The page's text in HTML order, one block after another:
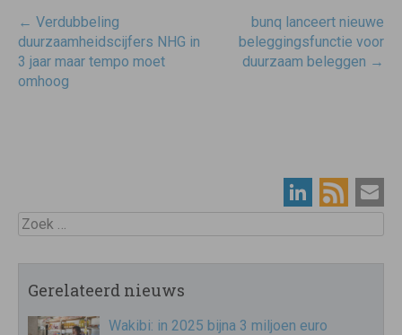
Post
navigatie
← Verdubbeling
duurzaamheidscijfers NHG in
3 jaar maar tempo moet
omhoog
bunq lanceert nieuwe
beleggingsfunctie voor
duurzaam beleggen →
Zoek
Gerelateerd nieuws
Wakibi: in 2025 bijna 3 miljoen euro